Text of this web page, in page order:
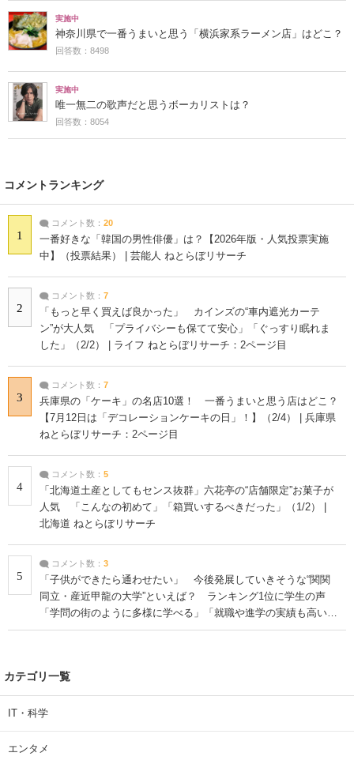
実施中
神奈川県で一番うまいと思う「横浜家系ラーメン店」はどこ？
回答数：8498
実施中
唯一無二の歌声だと思うボーカリストは？
回答数：8054
コメントランキング
1
コメント数： 20
一番好きな「韓国の男性俳優」は？【2026年版・人気投票実施
中】（投票結果） | 芸能人 ねとらぼリサーチ
2
コメント数： 7
「もっと早く買えば良かった」 カインズの“車内遮光カーテ
ン”が大人気 「プライバシーも保てて安心」「ぐっすり眠れま
した」（2/2） | ライフ ねとらぼリサーチ：2ページ目
3
コメント数： 7
兵庫県の「ケーキ」の名店10選！ 一番うまいと思う店はどこ？
【7月12日は「デコレーションケーキの日」！】（2/4） | 兵庫県
ねとらぼリサーチ：2ページ目
4
コメント数： 5
「北海道土産としてもセンス抜群」六花亭の“店舗限定”お菓子が
人気 「こんなの初めて」「箱買いするべきだった」（1/2） |
北海道 ねとらぼリサーチ
5
コメント数： 3
「子供ができたら通わせたい」 今後発展していきそうな“関関
同立・産近甲龍の大学”といえば？ ランキング1位に学生の声
「学問の街のように多様に学べる」「就職や進学の実績も高い」
| 大学 ねとらぼリサーチ
カテゴリ一覧
IT・科学
エンタメ